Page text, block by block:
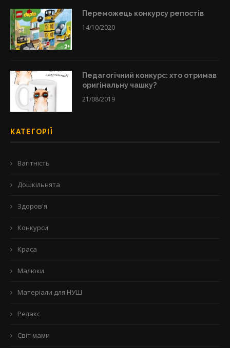
Переможець конкурсу репостів
14/10/2020
Педагогічний конкурс: хто отримав
оригінальну чашку?
21/08/2019
КАТЕГОРІЇ
Вагітність
Дошкільнята
Здоров'я
Конкурси
Краса
Малюки
Матеріали для НУШ
Релакс
Світ мами